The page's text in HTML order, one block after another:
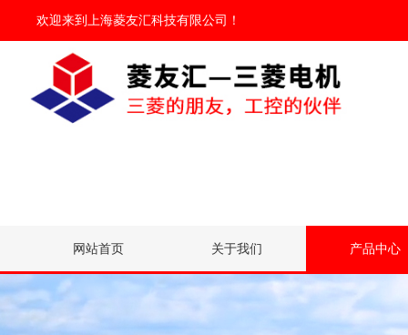
欢迎来到 上海菱友汇科技有限公司 ！
网站首页 关于我们 产品中心